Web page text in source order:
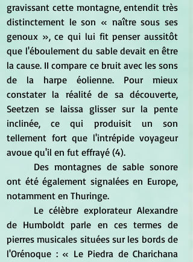
gravissant cette montagne, entendit très
distinctement le son « naître sous ses
genoux », ce qui lui fit penser aussitôt
que l'éboulement du sable devait en être
la cause. II compare ce bruit avec les sons
de la harpe éolienne. Pour mieux
constater la réalité de sa découverte,
Seetzen se laissa glisser sur la pente
inclinée, ce qui produisit un son
tellement fort que l'intrépide voyageur
avoue qu'il en fut effrayé (4).
ont été également signalées en Europe,
notamment en Thuringe.
de Humboldt parle en ces termes de
pierres musicales situées sur les bords de
l'Orénoque : « Le Piedra de Charichana